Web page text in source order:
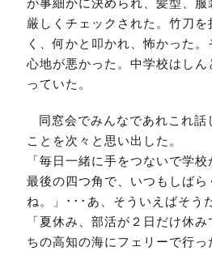
が事細かに決められ、髪型、服
厳しくチェックされた。竹刀
く、何かと叩かれ、怖かった
心地が悪かった。中学校はし
っていた。
同窓会でみんなであれこれ話
ことを次々と思い出した。
「毎日一緒に手をつないで学
最後の四つ角で、いつもしばら
ね。」･･･あ、そういえばそう
「夏休み、部活が２日だけ休
ちの高知の海にフェリーで行